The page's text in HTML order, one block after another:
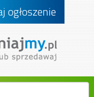
ogłoszenie